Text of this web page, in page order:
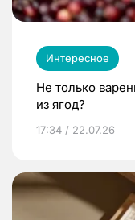
Интересное
Не только
из ягод?
17:34 / 22.07.26